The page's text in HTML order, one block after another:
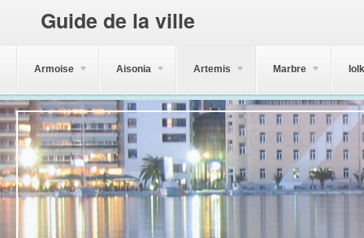
Guide de la ville
Armoise Aisonia Artemis Marbre